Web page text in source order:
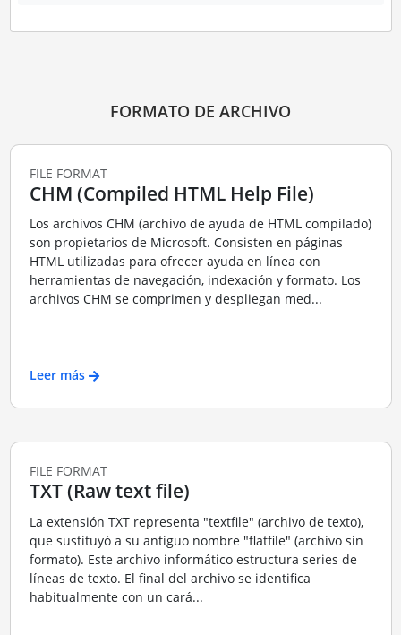
FORMATO DE ARCHIVO
FILE FORMAT
CHM (Compiled HTML Help File)
Los archivos CHM (archivo de ayuda de HTML compilado)
son propietarios de Microsoft. Consisten en páginas
HTML utilizadas para ofrecer ayuda en línea con
herramientas de navegación, indexación y formato. Los
archivos CHM se comprimen y despliegan med...
Leer más
FILE FORMAT
TXT (Raw text file)
La extensión TXT representa "textfile" (archivo de texto),
que sustituyó a su antiguo nombre "flatfile" (archivo sin
formato). Este archivo informático estructura series de
líneas de texto. El final del archivo se identifica
habitualmente con un cará...